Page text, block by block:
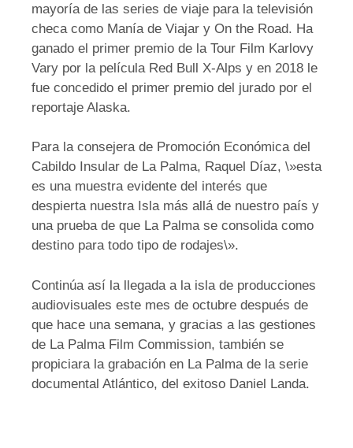
mayoría de las series de viaje para la televisión
checa como Manía de Viajar y On the Road. Ha
ganado el primer premio de la Tour Film Karlovy
Vary por la película Red Bull X-Alps y en 2018 le
fue concedido el primer premio del jurado por el
reportaje Alaska.
Para la consejera de Promoción Económica del
Cabildo Insular de La Palma, Raquel Díaz, \»esta
es una muestra evidente del interés que
despierta nuestra Isla más allá de nuestro país y
una prueba de que La Palma se consolida como
destino para todo tipo de rodajes\».
Continúa así la llegada a la isla de producciones
audiovisuales este mes de octubre después de
que hace una semana, y gracias a las gestiones
de La Palma Film Commission, también se
propiciara la grabación en La Palma de la serie
documental Atlántico, del exitoso Daniel Landa.